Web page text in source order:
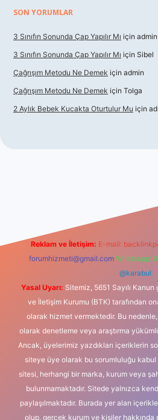
SON YORUMLAR
3 Sınıfın Sonunda Çap Yapılır Mı için admin
3 Sınıfın Sonunda Çap Yapılır Mı için Sibel
Çağrışım Metodu Ne Demek için admin
Çağrışım Metodu Ne Demek için Tolga
2 Aylık Bebek Kucakta Oturtulur Mu için
Reklam ve İletişim: E-mail:
forumhizmeti@gmail.com Whatsapp:
@karabul
Yasal Uyarı: Sitemiz, 5651 Sayılı
ve İletişim Kurumu (BTK) tarafından
olarak hizmet vermektedir. Bu
olarak denetleme veya araştırma
Ancak, üyelerimiz yazdıkları içeriklerin
siteye üye olarak bu sorumluluğu kabul
sitesi, herhangi bir marka, kurum veya
bulunmamaktadır. Sitede yalnızca
paylaşılmaktadır. Burada yer alan
olup, gerçek kurum ve kişiler hakkında